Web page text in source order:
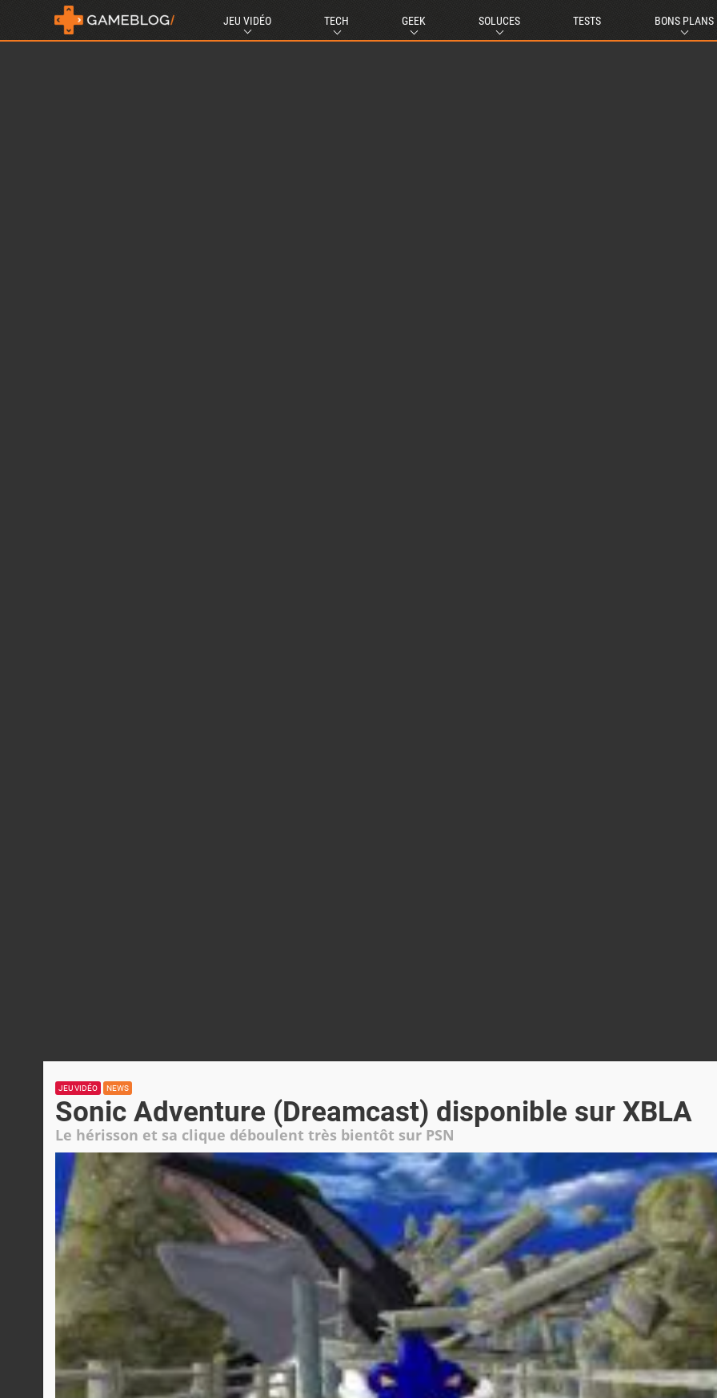
JEU VIDÉO TECH GEEK SOLUCES TESTS BONS PLANS
JEU VIDÉO NEWS
Sonic Adventure (Dreamcast) disponible sur XBLA
Le hérisson et sa clique déboulent très bientôt sur PSN